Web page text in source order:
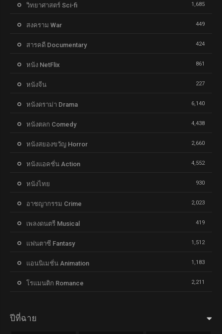
วิทยาศาสตร์ Sci-fi 1,685
สงคราม War 449
สารคดี Documentary 424
หนัง NetFlix 861
หนังจีน 227
หนังดราม่า Drama 6,140
หนังตลก Comedy 4,438
หนังสยองขวัญ Horror 2,660
หนังแอคชั่น Action 4,552
หนังไทย 930
อาชญากรรม Crime 2,023
เพลงดนตรี Musical 419
แฟนตาซี Fantasy 1,512
แอนนิเมชั่น Animation 1,183
โรแมนติก Romance 2,211
ปีที่ฉาย